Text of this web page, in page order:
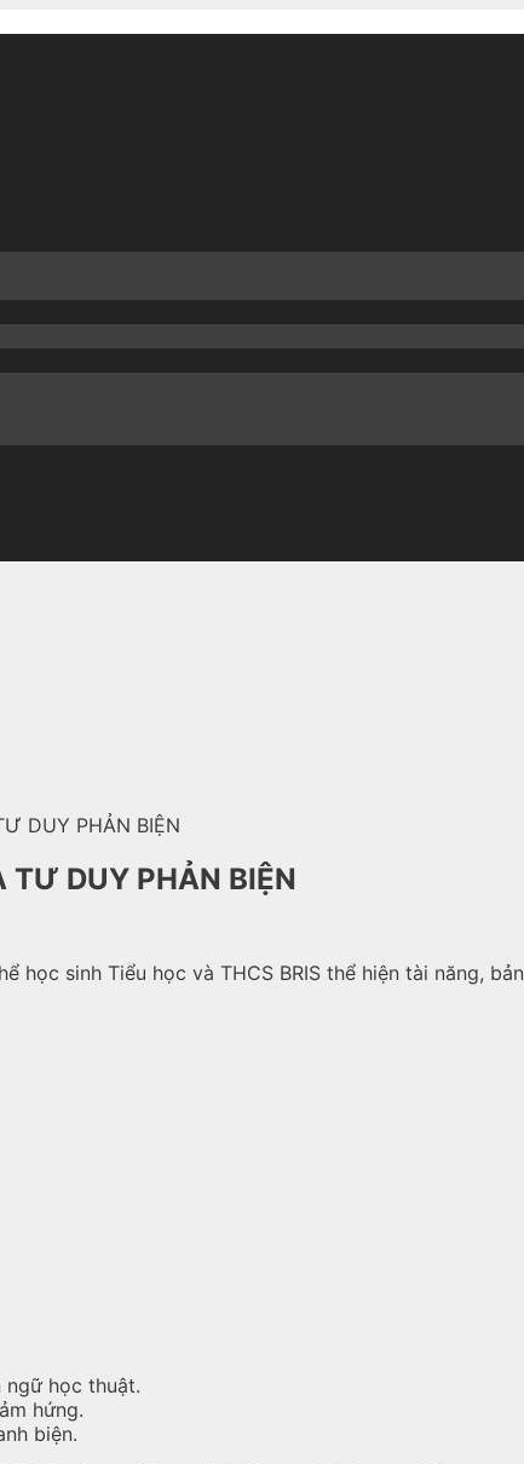
DUY PHẢN BIỆN
DUY PHẢN BIỆN
học sinh Tiểu học và THCS BRIS thể hiện tài năng, bản
ngữ học thuật.
hứng.
biện.